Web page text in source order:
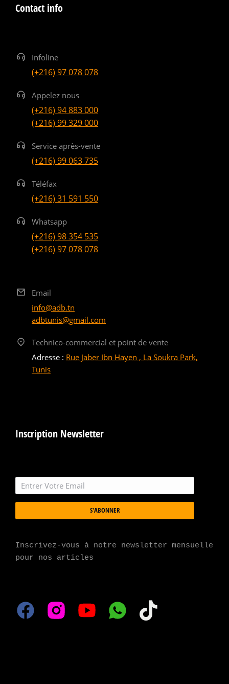
Contact info
Infoline
(+216) 97 078 078
Appelez nous
(+216) 94 883 000
(+216) 99 329 000
Service après-vente
(+216) 99 063 735
Téléfax
(+216) 31 591 550
Whatsapp
(+216) 98 354 535
(+216) 97 078 078
Email
info@adb.tn
adbtunis@gmail.com
Technico-commercial et point de vente
Adresse : Rue Jaber Ibn Hayen , La Soukra Park,
Tunis
Inscription Newsletter
S'ABONNER
Inscrivez-vous à notre newsletter mensuelle
pour nos articles